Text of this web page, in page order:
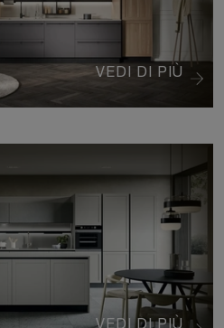
VEDI DI PIÙ
VEDI DI PIÙ